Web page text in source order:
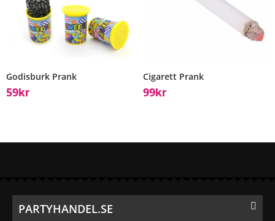
Godisburk Prank
59Kr
Cigarett Prank
99Kr
PARTYHANDEL.SE